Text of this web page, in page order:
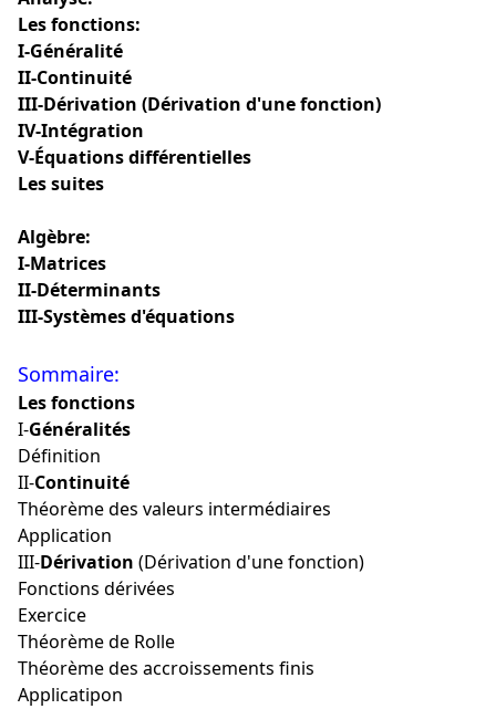
Les fonctions:
I-Généralité
II-Continuité
III-Dérivation (Dérivation d'une fonction)
IV-Intégration
V-Équations différentielles
Les suites
Algèbre:
I-Matrices
II-Déterminants
III-Systèmes d'équations
Sommaire:
Les fonctions
I-Généralités
Définition
II-Continuité
Théorème des valeurs intermédiaires
Application
III-Dérivation (Dérivation d'une fonction)
Fonctions dérivées
Exercice
Théorème de Rolle
Théorème des accroissements finis
Applicatipon